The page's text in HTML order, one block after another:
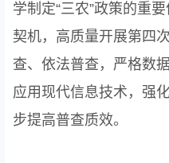
学制定“三农”政策的重
契机，高质量开展第四
查、依法普查，严格数
应用现代信息技术，强
步提高普查质效。